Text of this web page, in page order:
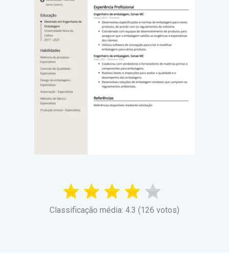
Classificação média: 4.3 (126 votos)